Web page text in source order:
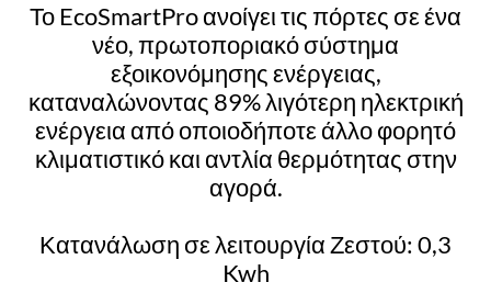
Το EcoSmartPro ανοίγει τις πόρτες σε ένα
νέο, πρωτοποριακό σύστημα
εξοικονόμησης ενέργειας,
καταναλώνοντας 89% λιγότερη ηλεκτρική
ενέργεια από οποιοδήποτε άλλο φορητό
κλιματιστικό και αντλία θερμότητας στην
αγορά.
Κατανάλωση σε λειτουργία Ζεστού: 0,3
Kwh